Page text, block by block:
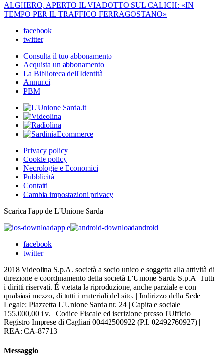
ALGHERO, APERTO IL VIADOTTO SUL CALICH: «IN
TEMPO PER IL TRAFFICO FERRAGOSTANO»
facebook
twitter
Consulta il tuo abbonamento
Acquista un abbonamento
La Biblioteca dell'Identità
Annunci
PBM
Privacy policy
Cookie policy
Necrologie e Economici
Pubblicità
Contatti
Cambia impostazioni privacy
Scarica l'app de L'Unione Sarda
apple
android
facebook
twitter
2018 Videolina S.p.A. società a socio unico e soggetta alla attività di
direzione e coordinamento della società L'Unione Sarda S.p.A. Tutti
i diritti riservati. É vietata la riproduzione, anche parziale e con
qualsiasi mezzo, di tutti i materiali del sito. | Indirizzo della Sede
Legale: Piazzetta L'Unione Sarda nr. 24 | Capitale sociale
155.000,00 i.v. | Codice Fiscale ed iscrizione presso l'Ufficio
Registro Imprese di Cagliari 00442500922 (P.I. 02492760927) |
REA: CA-87713
Messaggio